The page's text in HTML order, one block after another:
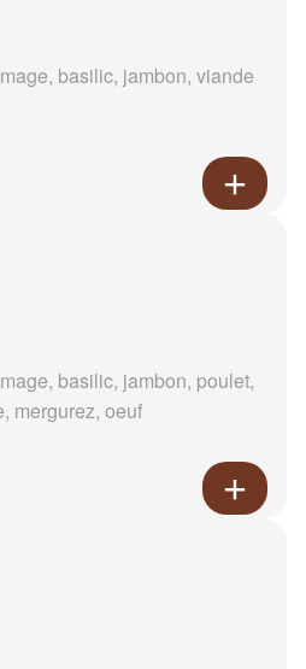
basilic, jambon, viande
basilic, jambon, poulet,
mergurez, oeuf